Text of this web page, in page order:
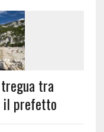
tra
il prefetto